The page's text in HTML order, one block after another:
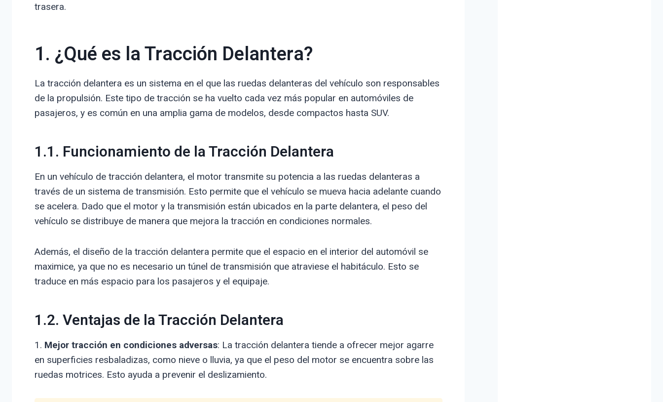
trasera.
1. ¿Qué es la Tracción Delantera?
La tracción delantera es un sistema en el que las ruedas delanteras del vehículo son responsables
de la propulsión. Este tipo de tracción se ha vuelto cada vez más popular en automóviles de
pasajeros, y es común en una amplia gama de modelos, desde compactos hasta SUV.
1.1. Funcionamiento de la Tracción Delantera
En un vehículo de tracción delantera, el motor transmite su potencia a las ruedas delanteras a
través de un sistema de transmisión. Esto permite que el vehículo se mueva hacia adelante cuando
se acelera. Dado que el motor y la transmisión están ubicados en la parte delantera, el peso del
vehículo se distribuye de manera que mejora la tracción en condiciones normales.
Además, el diseño de la tracción delantera permite que el espacio en el interior del automóvil se
maximice, ya que no es necesario un túnel de transmisión que atraviese el habitáculo. Esto se
traduce en más espacio para los pasajeros y el equipaje.
1.2. Ventajas de la Tracción Delantera
1. Mejor tracción en condiciones adversas: La tracción delantera tiende a ofrecer mejor agarre
en superficies resbaladizas, como nieve o lluvia, ya que el peso del motor se encuentra sobre las
ruedas motrices. Esto ayuda a prevenir el deslizamiento.